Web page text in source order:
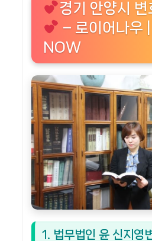
경기 안양시 변
– 로이어나
NOW
1. 법무법인 윤 신지영